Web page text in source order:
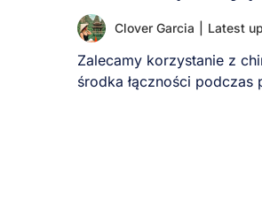
Clover Garcia Latest
Zalecamy korzystanie z
środka łączności podczas